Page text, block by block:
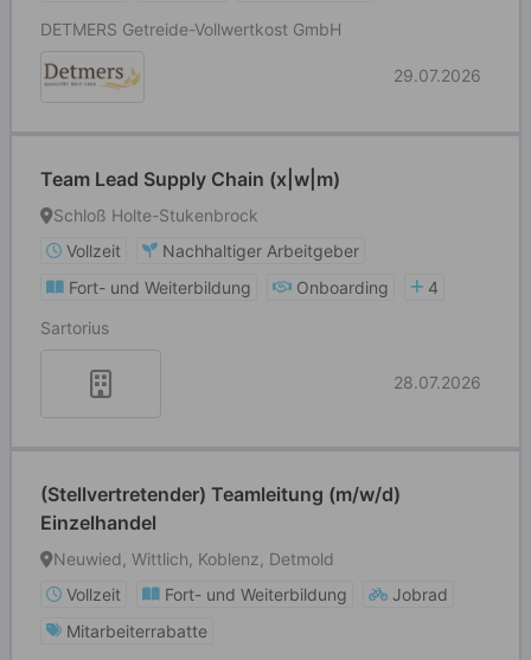
DETMERS Getreide-Vollwertkost GmbH
29.07.2026
Team Lead Supply Chain (x|w|m)
Schloß Holte-Stukenbrock
Vollzeit
Nachhaltiger Arbeitgeber
Fort- und Weiterbildung
Onboarding
4
Sartorius
28.07.2026
(Stellvertretender) Teamleitung (m/w/d)
Einzelhandel
Neuwied, Wittlich, Koblenz, Detmold
Vollzeit
Fort- und Weiterbildung
Jobrad
Mitarbeiterrabatte